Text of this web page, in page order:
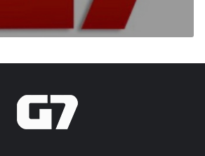
1966 59 anos de história
Aniversário
Educadora FM 88